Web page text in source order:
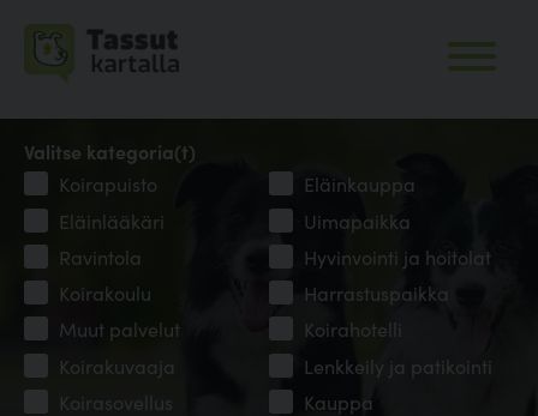
Valitse kategoria(t)
Koirapuisto
Eläinkauppa
Eläinlääkäri
Uimapaikka
Ravintola
Hyvinvointi ja hoitolat
Koirakoulu
Harrastuspaikka
Muut palvelut
Koirahotelli
Koirakuvaaja
Lenkkeily ja patikointi
Koirasovellus
Kauppa